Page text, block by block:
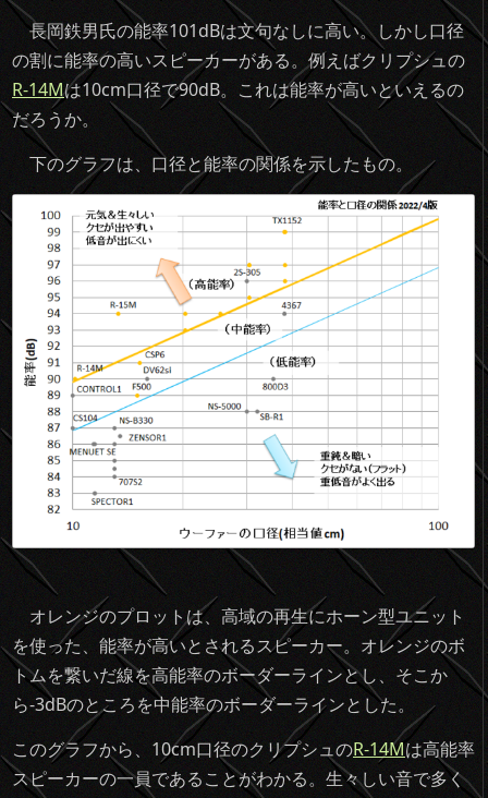
長岡鉄男氏の能率101dBは文句なしに高い。しかし口径
の割に能率の高いスピーカーがある。例えばクリプシュの
R-14Mは10cm口径で90dB。これは能率が高いといえるの
だろうか。
下のグラフは、口径と能率の関係を示したもの。
オレンジのプロットは、高域の再生にホーン型ユニット
を使った、能率が高いとされるスピーカー。オレンジのボ
トムを繋いだ線を高能率のボーダーラインとし、そこか
ら-3dBのところを中能率のボーダーラインとした。
このグラフから、10cm口径のクリプシュのR-14Mは高能率
スピーカーの一員であることがわかる。生々しい音で多く